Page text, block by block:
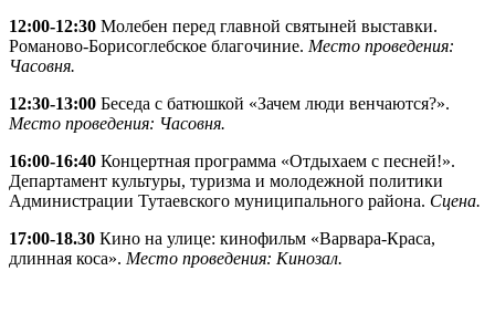
12:00-12:30 Молебен перед главной святыней выставки.
Романово-Борисоглебское благочиние. Место проведения:
Часовня.
12:30-13:00 Беседа с батюшкой «Зачем люди венчаются?».
Место проведения: Часовня.
16:00-16:40 Концертная программа «Отдыхаем с песней!».
Департамент культуры, туризма и молодежной политики
Администрации Тутаевского муниципального района. Сцена.
17:00-18.30 Кино на улице: кинофильм «Варвара-Краса,
длинная коса». Место проведения: Кинозал.